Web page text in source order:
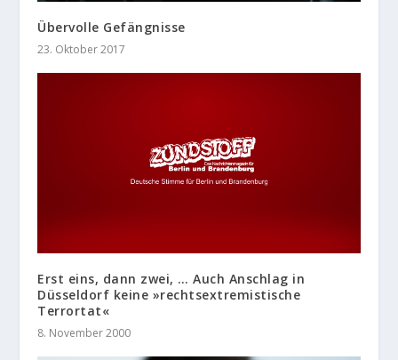
Übervolle Gefängnisse
23. Oktober 2017
Erst eins, dann zwei, … Auch Anschlag in
Düsseldorf keine »rechtsextremistische
Terrortat«
8. November 2000